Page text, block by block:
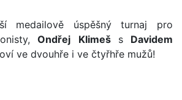
medailově úspěšný turnaj pro
Ondřej Klimešs Davidem
ve dvouhře i ve čtyřhře mužů!